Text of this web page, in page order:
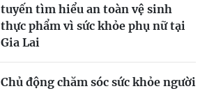
tuyến tìm hiểu an toàn vệ sinh
thực phẩm vì sức khỏe phụ nữ tại
Gia Lai
Chủ động chăm sóc sức khỏe người